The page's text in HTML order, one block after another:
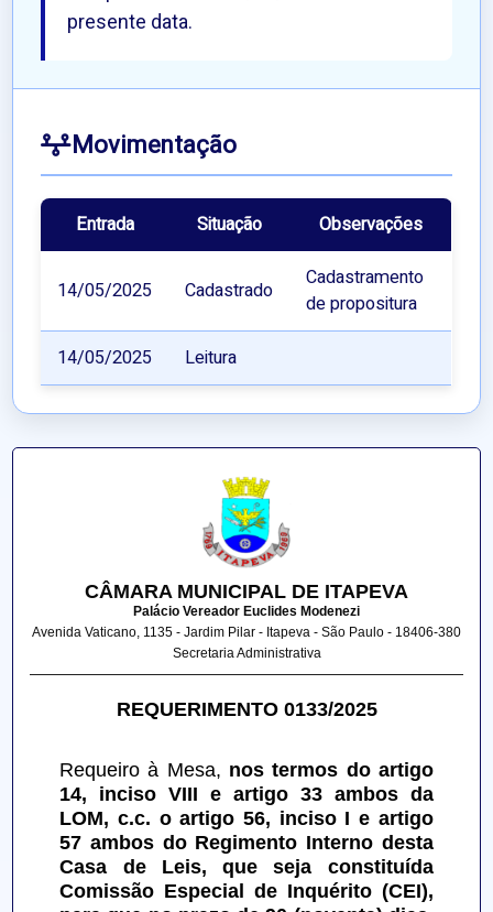
presente data.
Movimentação
Entrada Situação Observações
14/05/2025 Cadastrado
Cadastramento
de propositura
14/05/2025 Leitura
CÂMARA MUNICIPAL DE ITAPEVA
Palácio Vereador Euclides Modenezi
Avenida Vaticano, 1135 - Jardim Pilar - Itapeva - São Paulo - 18406-380
Secretaria Administrativa
REQUERIMENTO 0133/2025
Requeiro à Mesa, nos termos do artigo
14, inciso VIII e artigo 33 ambos da
LOM, c.c. o artigo 56, inciso I e artigo
57 ambos do Regimento Interno desta
Casa de Leis, que seja constituída
Comissão Especial de Inquérito (CEI),